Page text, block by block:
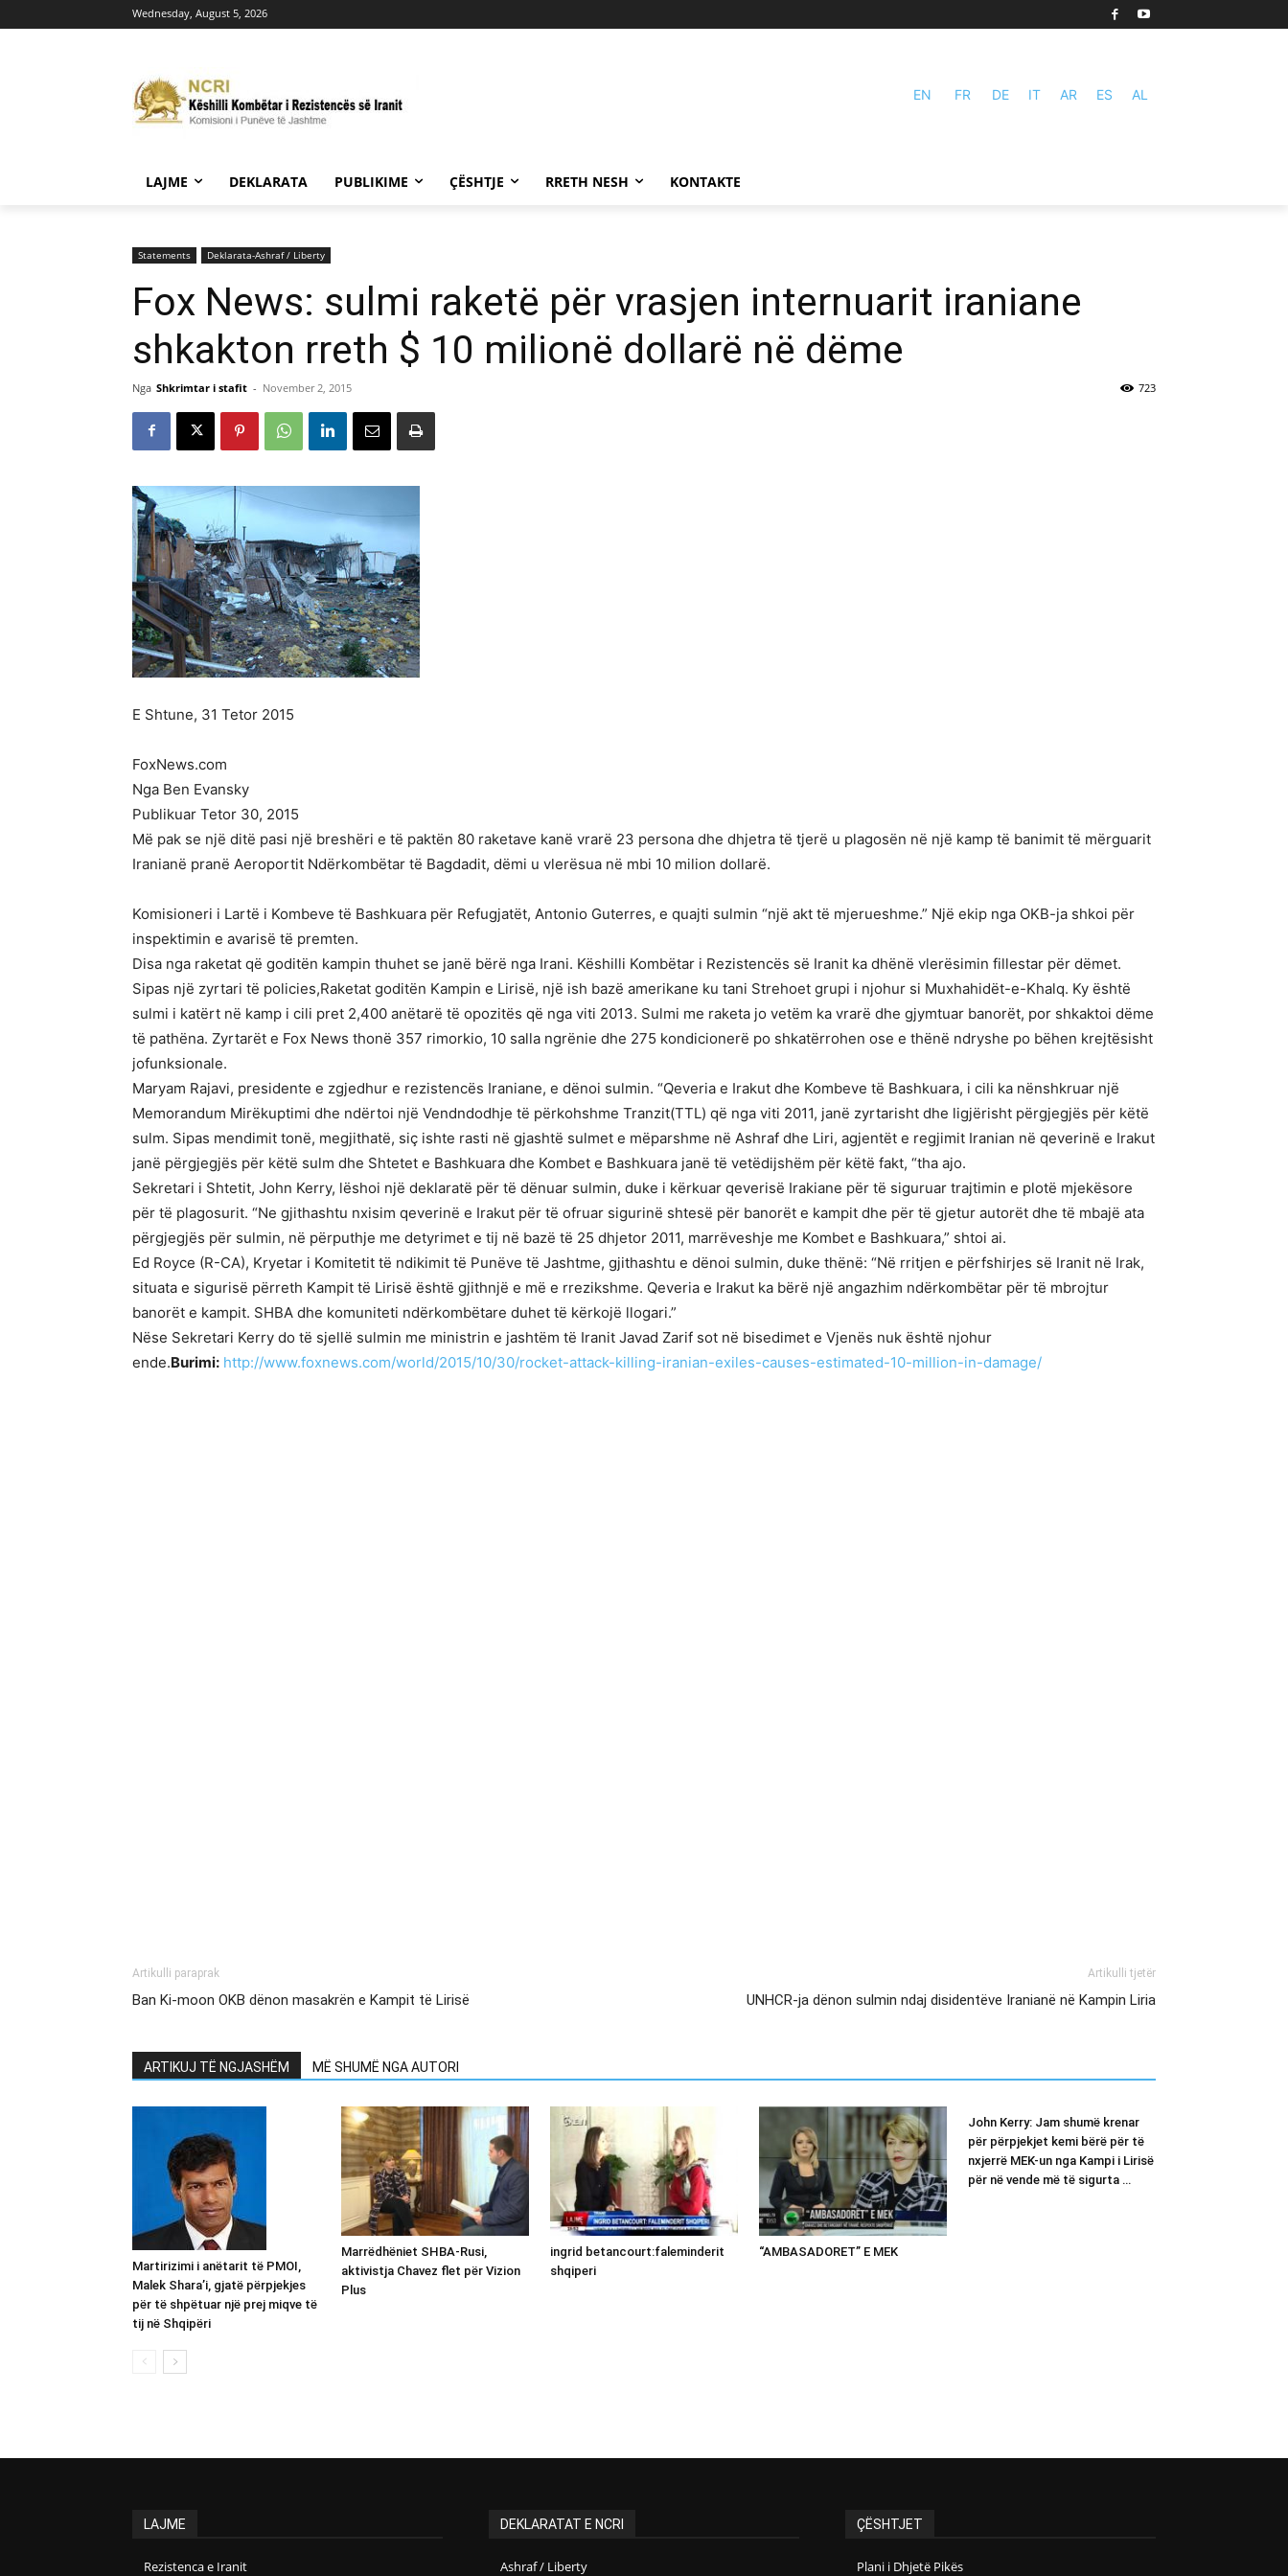
Wednesday, August 5, 2026
EN FR DE IT AR ES AL
LAJME DEKLARATA PUBLIKIME ÇËSHTJE RRETH NESH KONTAKTE
Statements Deklarata-Ashraf / Liberty
Fox News: sulmi raketë për vrasjen internuarit iraniane
shkakton rreth $ 10 milionë dollarë në dëme
Nga Shkrimtar i stafit - November 2, 2015 723
E Shtune, 31 Tetor 2015
FoxNews.com
Nga Ben Evansky
Publikuar Tetor 30, 2015
Më pak se një ditë pasi një breshëri e të paktën 80 raketave kanë vrarë 23 persona dhe dhjetra të tjerë u plagosën në një kamp të banimit të mërguarit
Iranianë pranë Aeroportit Ndërkombëtar të Bagdadit, dëmi u vlerësua në mbi 10 milion dollarë.
Komisioneri i Lartë i Kombeve të Bashkuara për Refugjatët, Antonio Guterres, e quajti sulmin “një akt të mjerueshme.” Një ekip nga OKB-ja shkoi për
inspektimin e avarisë të premten.
Disa nga raketat që goditën kampin thuhet se janë bërë nga Irani. Këshilli Kombëtar i Rezistencës së Iranit ka dhënë vlerësimin fillestar për dëmet.
Sipas një zyrtari të policies,Raketat goditën Kampin e Lirisë, një ish bazë amerikane ku tani Strehoet grupi i njohur si Muxhahidët-e-Khalq. Ky është
sulmi i katërt në kamp i cili pret 2,400 anëtarë të opozitës që nga viti 2013. Sulmi me raketa jo vetëm ka vrarë dhe gjymtuar banorët, por shkaktoi dëme
të pathëna. Zyrtarët e Fox News thonë 357 rimorkio, 10 salla ngrënie dhe 275 kondicionerë po shkatërrohen ose e thënë ndryshe po bëhen krejtësisht
jofunksionale.
Maryam Rajavi, presidente e zgjedhur e rezistencës Iraniane, e dënoi sulmin. “Qeveria e Irakut dhe Kombeve të Bashkuara, i cili ka nënshkruar një
Memorandum Mirëkuptimi dhe ndërtoi një Vendndodhje të përkohshme Tranzit(TTL) që nga viti 2011, janë zyrtarisht dhe ligjërisht përgjegjës për këtë
sulm. Sipas mendimit tonë, megjithatë, siç ishte rasti në gjashtë sulmet e mëparshme në Ashraf dhe Liri, agjentët e regjimit Iranian në qeverinë e Irakut
janë përgjegjës për këtë sulm dhe Shtetet e Bashkuara dhe Kombet e Bashkuara janë të vetëdijshëm për këtë fakt, “tha ajo.
Sekretari i Shtetit, John Kerry, lëshoi një deklaratë për të dënuar sulmin, duke i kërkuar qeverisë Irakiane për të siguruar trajtimin e plotë mjekësore
për të plagosurit. “Ne gjithashtu nxisim qeverinë e Irakut për të ofruar sigurinë shtesë për banorët e kampit dhe për të gjetur autorët dhe të mbajë ata
përgjegjës për sulmin, në përputhje me detyrimet e tij në bazë të 25 dhjetor 2011, marrëveshje me Kombet e Bashkuara,” shtoi ai.
Ed Royce (R-CA), Kryetar i Komitetit të ndikimit të Punëve të Jashtme, gjithashtu e dënoi sulmin, duke thënë: “Në rritjen e përfshirjes së Iranit në Irak,
situata e sigurisë përreth Kampit të Lirisë është gjithnjë e më e rrezikshme. Qeveria e Irakut ka bërë një angazhim ndërkombëtar për të mbrojtur
banorët e kampit. SHBA dhe komuniteti ndërkombëtare duhet të kërkojë llogari.”
Nëse Sekretari Kerry do të sjellë sulmin me ministrin e jashtëm të Iranit Javad Zarif sot në bisedimet e Vjenës nuk është njohur
ende.Burimi: http://www.foxnews.com/world/2015/10/30/rocket-attack-killing-iranian-exiles-causes-estimated-10-million-in-damage/
Artikulli paraprak
Ban Ki-moon OKB dënon masakrën e Kampit të Lirisë
Artikulli tjetër
UNHCR-ja dënon sulmin ndaj disidentëve Iranianë në Kampin Liria
ARTIKUJ TË NGJASHËM MË SHUMË NGA AUTORI
Martirizimi i anëtarit të PMOI,
Malek Shara’i, gjatë përpjekjes
për të shpëtuar një prej miqve të
tij në Shqipëri
Marrëdhëniet SHBA-Rusi,
aktivistja Chavez flet për Vizion
Plus
ingrid betancourt:faleminderit
shqiperi
“AMBASADORET” E MEK
John Kerry: Jam shumë krenar
për përpjekjet kemi bërë për të
nxjerrë MEK-un nga Kampi i Lirisë
për në vende më të sigurta …
LAJME
Rezistenca e Iranit
DEKLARATAT E NCRI
Ashraf / Liberty
ÇËSHTJET
Plani i Dhjetë Pikës